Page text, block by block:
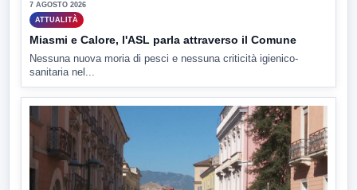
7 AGOSTO 2026
ATTUALITÀ
Miasmi e Calore, l'ASL parla attraverso il Comune
Nessuna nuova moria di pesci e nessuna criticità igienico-
sanitaria nel...